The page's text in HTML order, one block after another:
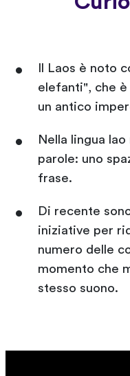
Il Laos è noto
elefanti", che è
un antico
Nella lingua
parole: uno
frase.
Di recente
iniziative per
numero delle
momento che
stesso suono.